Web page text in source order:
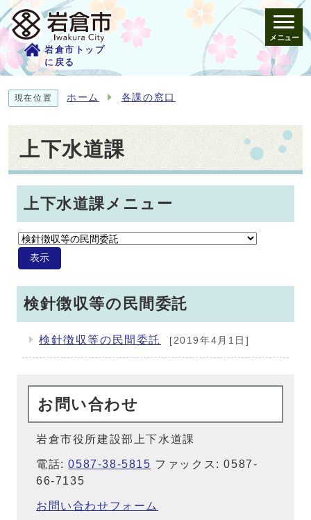
岩倉市トップ
に戻る
メニュー
現在位置 ホーム 各課の窓口
上下水道課
上下水道課メニュー
表示
検針徴収等の民間委託
検針徴収等の民間委託 [2019年4月1日]
お問い合わせ
岩倉市役所建設部上下水道課
電話:0587-38-5815 ファックス: 0587-
66-7135
お問い合わせフォーム